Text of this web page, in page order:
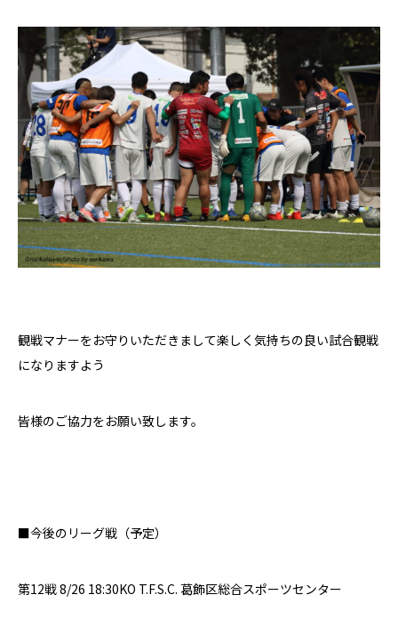
観戦マナーをお守りいただきまして楽しく気持ちの良い試合観戦
になりますよう
皆様のご協力をお願い致します。
■今後のリーグ戦（予定）
第12戦8/26 18:30KO T.F.S.C. 葛飾区総合スポーツセンター